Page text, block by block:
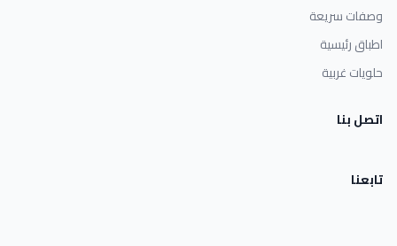
وصفات سريعة
اطباق رئيسية
حلويات غربية
اتصل بنا
تابعنا